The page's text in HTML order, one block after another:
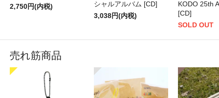
2,750円(内税)
シャルアルバム [CD]
3,038円(内税)
KODO 25th
[CD]
SOLD OUT
売れ筋商品